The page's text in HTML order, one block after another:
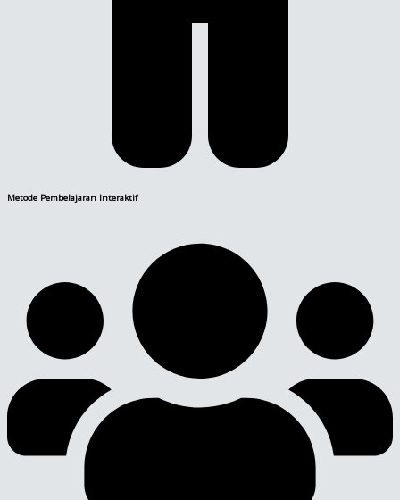
Metode Pembelajaran Interaktif